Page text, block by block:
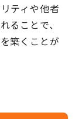
ティや他者
ることで、
築くことが